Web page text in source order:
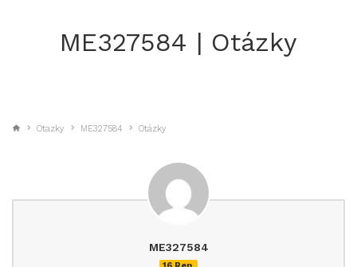
ME327584 | Otázky
Otazky ME327584 Otázky
ME327584